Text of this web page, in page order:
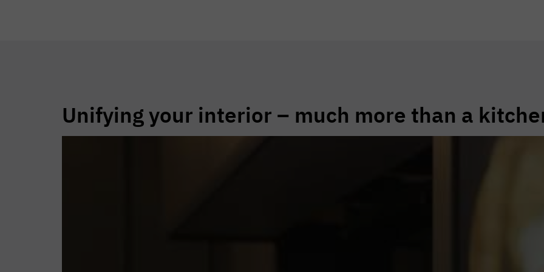
Unifying your interior – much more than a